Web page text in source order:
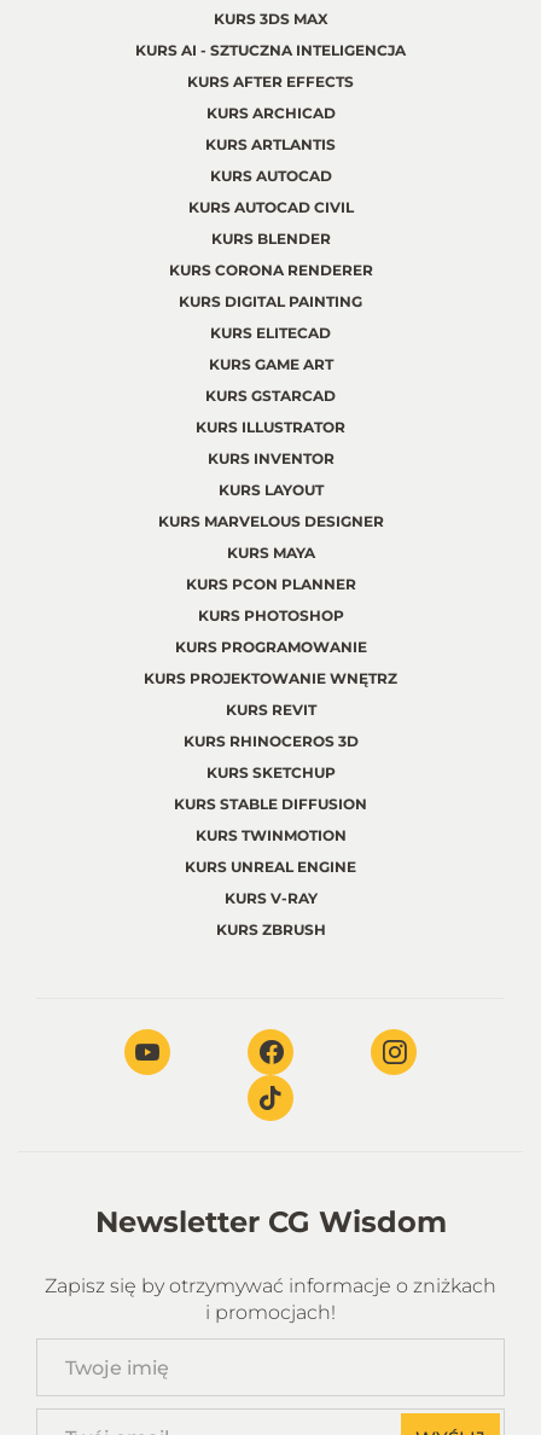
KURS 3DS MAX
KURS AI - SZTUCZNA INTELIGENCJA
KURS AFTER EFFECTS
KURS ARCHICAD
KURS ARTLANTIS
KURS AUTOCAD
KURS AUTOCAD CIVIL
KURS BLENDER
KURS CORONA RENDERER
KURS DIGITAL PAINTING
KURS ELITECAD
KURS GAME ART
KURS GSTARCAD
KURS ILLUSTRATOR
KURS INVENTOR
KURS LAYOUT
KURS MARVELOUS DESIGNER
KURS MAYA
KURS PCON PLANNER
KURS PHOTOSHOP
KURS PROGRAMOWANIE
KURS PROJEKTOWANIE WNĘTRZ
KURS REVIT
KURS RHINOCEROS 3D
KURS SKETCHUP
KURS STABLE DIFFUSION
KURS TWINMOTION
KURS UNREAL ENGINE
KURS V-RAY
KURS ZBRUSH
Newsletter CG Wisdom
Zapisz się by otrzymywać informacje o zniżkach
i promocjach!
imię